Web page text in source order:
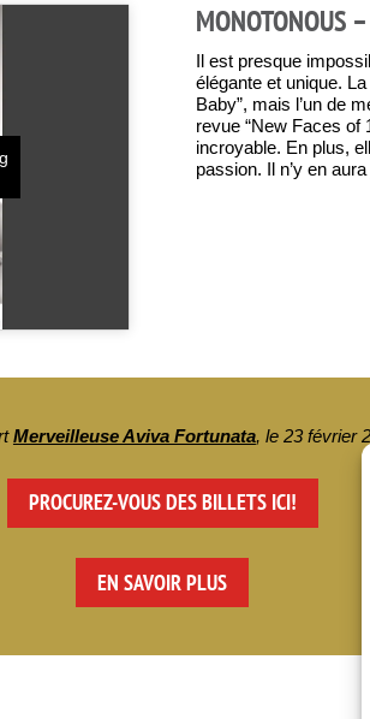
MONOTONOUS
Il est presque
élégante et unique.
Baby”, mais l’un de
revue “New Faces of
incroyable. En plus,
passion. Il n’y en
Merveilleuse Aviva Fortunata, le 23 février
PROCUREZ-VOUS DES BILLETS ICI!
EN SAVOIR PLUS